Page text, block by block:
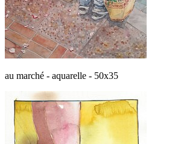
au marché - aquarelle - 50x35